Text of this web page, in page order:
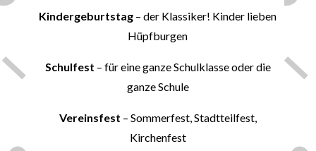
Kindergeburtstag – der Klassiker! Kinder lieben
Hüpfburgen
Schulfest – für eine ganze Schulklasse oder die
ganze Schule
Vereinsfest – Sommerfest, Stadtteilfest,
Kirchenfest